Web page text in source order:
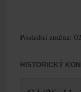
Poslední změna:
HISTORICKÝ